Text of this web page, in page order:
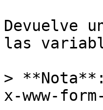
Devuelve
las
>
x-www-